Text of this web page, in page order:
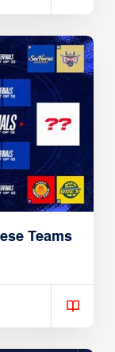
Teams